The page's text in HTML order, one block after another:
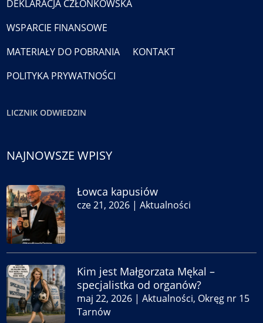
DEKLARACJA CZŁONKOWSKA
WSPARCIE FINANSOWE
MATERIAŁY DO POBRANIA
KONTAKT
POLITYKA PRYWATNOŚCI
LICZNIK ODWIEDZIN
NAJNOWSZE WPISY
Łowca kapusiów
cze 21, 2026 |Aktualności
Kim jest Małgorzata Mękal –
specjalistka od organów?
maj 22, 2026 |Aktualności, Okręg nr 15
Tarnów